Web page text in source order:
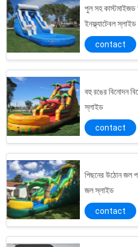
পুল সহ কাস্টমাইজড
ইনফ্ল্যাটেবল স্লাইড
contact
বহু রঙের বিনোদন
স্লাইড
contact
পিছনের উঠোন জল
জল স্লাইড
contact